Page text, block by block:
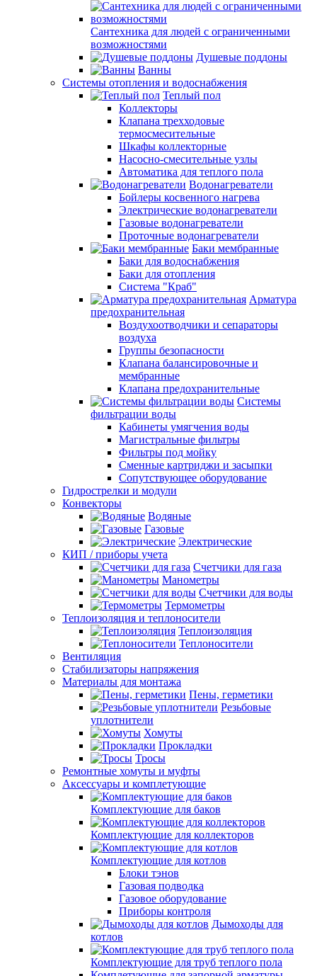
Сантехника для людей с ограниченными
возможностями
Душевые поддоны
Ванны
Системы отопления и водоснабжения
Теплый пол
Коллекторы
Клапана трехходовые
термосмесительные
Шкафы коллекторные
Насосно-смесительные узлы
Автоматика для теплого пола
Водонагреватели
Бойлеры косвенного нагрева
Электрические водонагреватели
Газовые водонагреватели
Проточные водонагреватели
Баки мембранные
Баки для водоснабжения
Баки для отопления
Система "Краб"
Арматура
предохранительная
Воздухоотводчики и сепараторы
воздуха
Группы безопасности
Клапана балансировочные и
мембранные
Клапана предохранительные
Системы
фильтрации воды
Кабинеты умягчения воды
Магистральные фильтры
Фильтры под мойку
Сменные картриджи и засыпки
Сопутствующее оборудование
Гидрострелки и модули
Конвекторы
Водяные
Газовые
Электрические
КИП / приборы учета
Счетчики для газа
Манометры
Счетчики для воды
Термометры
Теплоизоляция и теплоносители
Теплоизоляция
Теплоносители
Вентиляция
Стабилизаторы напряжения
Материалы для монтажа
Пены, герметики
Резьбовые
уплотнители
Хомуты
Прокладки
Тросы
Ремонтные хомуты и муфты
Аксессуары и комплетующие
Комплектующие для баков
Комплектующие для коллекторов
Комплектующие для котлов
Блоки тэнов
Газовая подводка
Газовое оборудование
Приборы контроля
Дымоходы для
котлов
Комплектующие для труб теплого пола